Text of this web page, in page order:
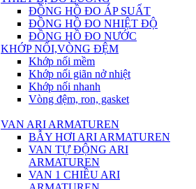
ĐỒNG HỒ ĐO ÁP SUẤT
ĐỒNG HỒ ĐO NHIỆT ĐỘ
ĐỒNG HỒ ĐO NƯỚC
KHỚP NỐI,VÒNG ĐỆM
Khớp nối mềm
Khớp nối giãn nở nhiệt
Khớp nối nhanh
Vòng đệm, ron, gasket
VAN ARI ARMATUREN
BẪY HƠI ARI ARMATUREN
VAN TỰ ĐỘNG ARI
ARMATUREN
VAN 1 CHIỀU ARI